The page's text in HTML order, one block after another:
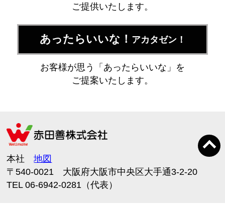
ご提供いたします。
あったらいいな！ アカタゼン！
お客様が思う「あったらいいな」を
ご提案いたします。
本社地図
〒540-0021 大阪府大阪市中央区大手通3-2-20
TEL 06-6942-0281（代表）